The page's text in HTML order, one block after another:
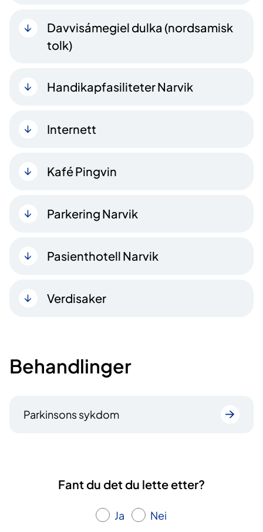
Davvisámegiel dulka (nordsamisk
tolk)
Handikapfasiliteter Narvik
Internett
Kafé Pingvin
Parkering Narvik
Pasienthotell Narvik
Verdisaker
Behandlinger
Parkinsons sykdom
Fant du det du lette etter?
Ja Nei